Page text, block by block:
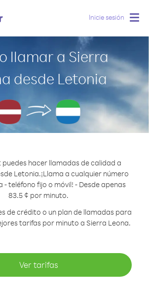
Inicie sesión
llamar a Sierra
desde Letonia
puedes hacer llamadas de calidad a
Letonia.¡Llama a cualquier número
- teléfono fijo o móvil! - Desde apenas
83.5 ¢ por minuto.
de crédito o un plan de llamadas para
tarifas por minuto a Sierra Leona.
Ver tarifas